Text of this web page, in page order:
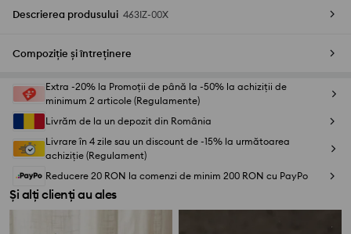
Descrierea produsului 463IZ-00X
Compoziție și întreținere
Extra -20% la Promoții de până la -50% la achiziții de
minimum 2 articole (Regulamente)
Livrăm de la un depozit din România
Livrare în 4 zile sau un discount de -15% la următoarea
achiziție (Regulament)
Reducere 20 RON la comenzi de minim 200 RON cu PayPo
Și alți clienți au ales